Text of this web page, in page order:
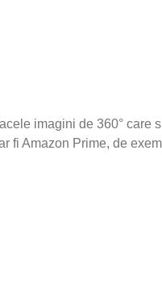
imagini de 360° care
fi Amazon Prime, de